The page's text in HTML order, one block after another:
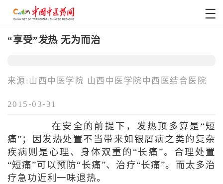
“享受”发热 无为而治
来源:山西中医学院 山西中医学院中西医结合医院
2015-03-31
在安全的前提下，发热顶多算是“短
痛”；因发热处置不当带来如银屑病之类的复杂
疾病则是心理、身体双重的“长痛”。合理处置
“短痛”可以预防“长痛”、治疗“长痛”。而太多治
疗急功近利一味退热。